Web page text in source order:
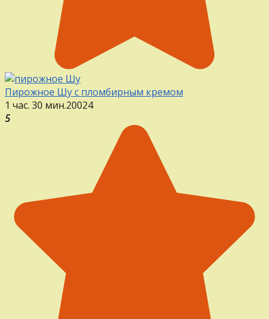
Пирожное Шу с пломбирным кремом
1 час. 30 мин.20024
5